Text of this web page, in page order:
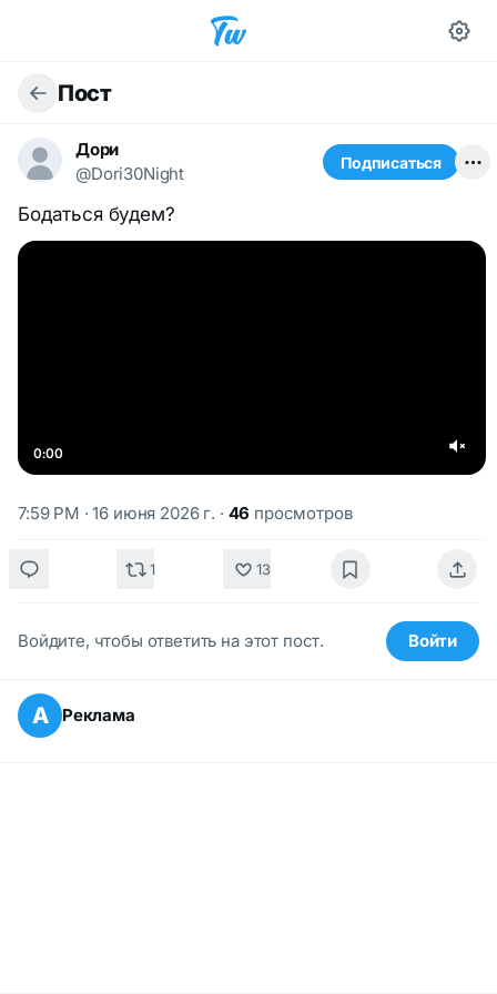
Пост
Дори
@Dori30Night
Подписаться
Бодаться будем?
0:00
7:59 PM · 16 июня 2026 г. · 46 просмотров
1 13
Войдите, чтобы ответить на этот пост. Войти
А Реклама